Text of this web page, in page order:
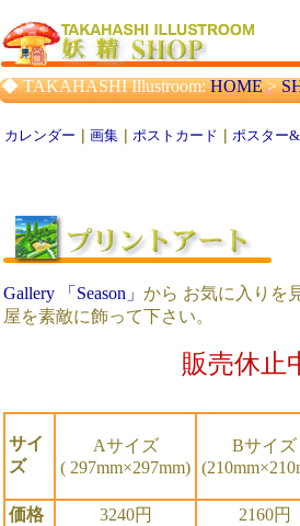
◆ TAKAHASHI Illustroom:HOME>
カレンダー 画集 ポストカード ポスター
Gallery 「Season」 から お気に入りを
屋を素敵に飾って下さい。
販売休止
サイ
ズ
Aサイズ
( 297mm×297mm)
Bサイズ
価格 3240円 2160円